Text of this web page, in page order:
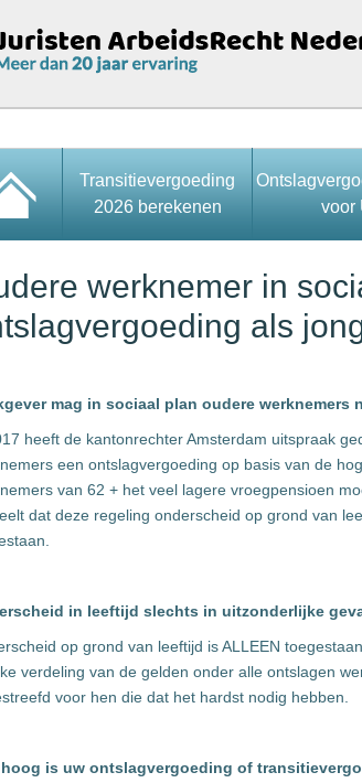
Transitievergoeding
2026 berekenen
voor
werknemer in
als
mag in sociaal plan oudere werknemers
heeft de kantonrechter Amsterdam uitspraak
een ontslagvergoeding op basis van de
van 62 + het veel lagere vroegpensioen
dat deze regeling onderscheid op grond van
in leeftijd slechts in uitzonderlijke
op grond van leeftijd is ALLEEN
verdeling van de gelden onder alle ontslagen
voor hen die dat het hardst nodig hebben.
hoog is uw ontslagvergoeding of